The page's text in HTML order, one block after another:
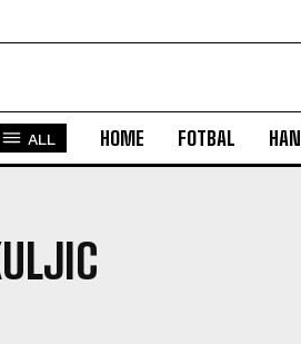
ALL HOME FOTBAL